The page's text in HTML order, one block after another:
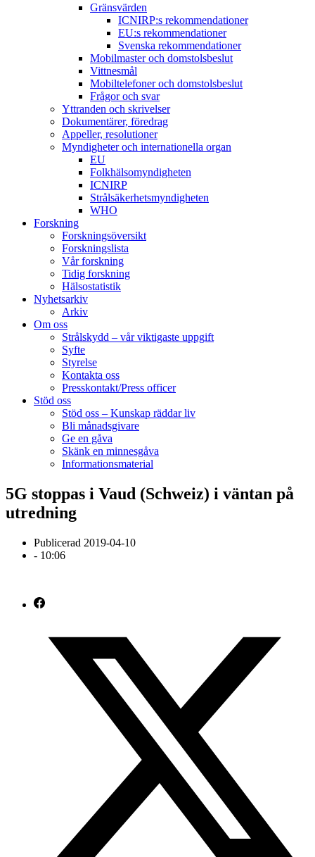
Gränsvärden
ICNIRP:s rekommendationer
EU:s rekommendationer
Svenska rekommendationer
Mobilmaster och domstolsbeslut
Vittnesmål
Mobiltelefoner och domstolsbeslut
Frågor och svar
Yttranden och skrivelser
Dokumentärer, föredrag
Appeller, resolutioner
Myndigheter och internationella organ
EU
Folkhälsomyndigheten
ICNIRP
Strålsäkerhetsmyndigheten
WHO
Forskning
Forskningsöversikt
Forskningslista
Vår forskning
Tidig forskning
Hälsostatistik
Nyhetsarkiv
Arkiv
Om oss
Strålskydd – vår viktigaste uppgift
Syfte
Styrelse
Kontakta oss
Presskontakt/Press officer
Stöd oss
Stöd oss – Kunskap räddar liv
Bli månadsgivare
Ge en gåva
Skänk en minnesgåva
Informationsmaterial
5G stoppas i Vaud (Schweiz) i väntan på
utredning
Publicerad 2019-04-10
- 10:06